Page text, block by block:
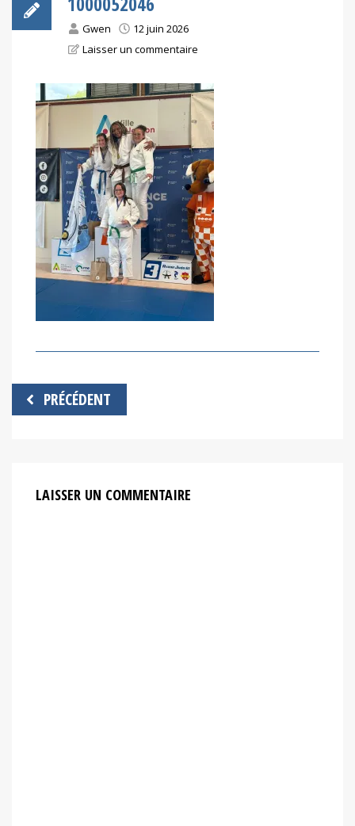
Gwen
12 juin 2026
Laisser un commentaire
Navigation
de
PRÉCÉDENT
LAISSER UN COMMENTAIRE